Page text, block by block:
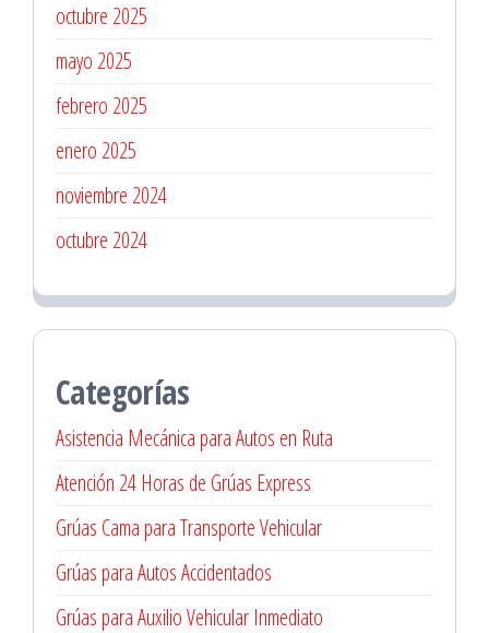
octubre 2025
mayo 2025
febrero 2025
enero 2025
noviembre 2024
octubre 2024
Categorías
Asistencia Mecánica para Autos en Ruta
Atención 24 Horas de Grúas Express
Grúas Cama para Transporte Vehicular
Grúas para Autos Accidentados
Grúas para Auxilio Vehicular Inmediato